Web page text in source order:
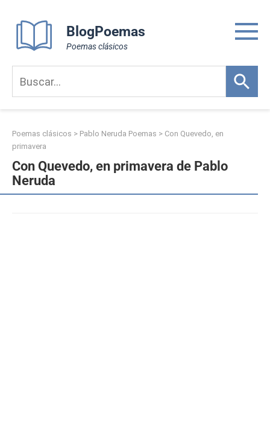
content
BlogPoemas
Poemas clásicos
Poemas clásicos > Pablo Neruda Poemas > Con Quevedo, en
primavera
Con Quevedo, en primavera de Pablo
Neruda